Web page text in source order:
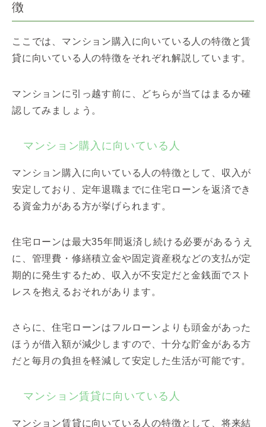
徴
ここでは、マンション購入に向いている人の特徴と賃
貸に向いている人の特徴をそれぞれ解説しています。
マンションに引っ越す前に、どちらが当てはまるか確
認してみましょう。
マンション購入に向いている人
マンション購入に向いている人の特徴として、収入が
安定しており、定年退職までに住宅ローンを返済でき
る資金力がある方が挙げられます。
住宅ローンは最大35年間返済し続ける必要があるうえ
に、管理費・修繕積立金や固定資産税などの支払が定
期的に発生するため、収入が不安定だと金銭面でスト
レスを抱えるおそれがあります。
さらに、住宅ローンはフルローンよりも頭金があった
ほうが借入額が減少しますので、十分な貯金がある方
だと毎月の負担を軽減して安定した生活が可能です。
マンション賃貸に向いている人
マンション賃貸に向いている人の特徴として、将来結